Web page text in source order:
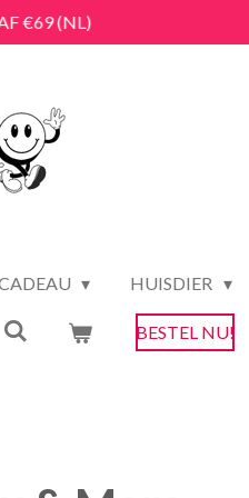
€69 (NL)
HUISDIER
BESTEL NU!